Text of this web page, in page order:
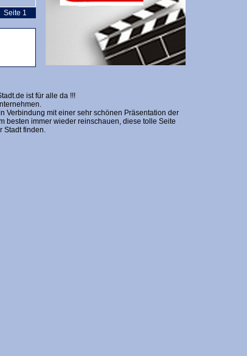
Seite 1
ist für alle da !!!
Verbindung mit einer sehr schönen Präsentation der
besten immer wieder reinschauen, diese tolle Seite
Stadt finden.